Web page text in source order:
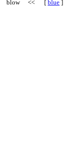
blow << [blue ]